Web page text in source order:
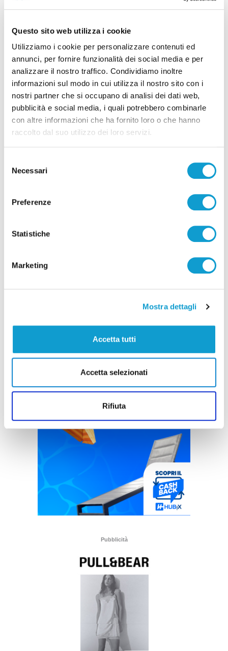
Questo sito web utilizza i cookie
Utilizziamo i cookie per personalizzare contenuti ed
annunci, per fornire funzionalità dei social media e per
analizzare il nostro traffico. Condividiamo inoltre
informazioni sul modo in cui utilizza il nostro sito con i
nostri partner che si occupano di analisi dei dati web,
pubblicità e social media, i quali potrebbero combinarle
con altre informazioni che ha fornito loro o che hanno
raccolto dal suo utilizzo dei loro servizi.
delNecessari
Preferenze
Statistiche
Marketing
Mostra dettagli
Accetta tutti
Accetta selezionati
Rifiuta
Ritrovati in Nepal i corpi di 5 alpinisti morti,
c’è anche il teramano Di Marcello
di Rossella Luciani
Pubblicità